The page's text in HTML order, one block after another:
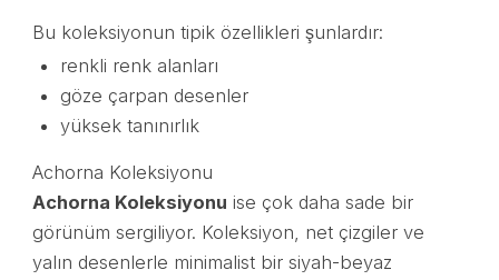
Bu koleksiyonun tipik özellikleri şunlardır:
renkli renk alanları
göze çarpan desenler
yüksek tanınırlık
Achorna Koleksiyonu
Achorna Koleksiyonu ise çok daha sade bir
görünüm sergiliyor. Koleksiyon, net çizgiler ve
yalın desenlerle minimalist bir siyah-beyaz